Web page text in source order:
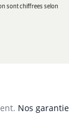
sont chiffrees selon
Nos